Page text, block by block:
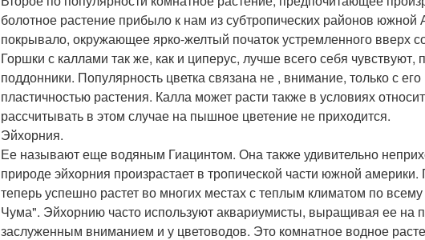
болотное растение прибыло к нам из субтропических районов
покрывало, окружающее ярко-желтый початок устремленного вверх
Горшки с каллами так же, как и циперус, лучше всего себя
поддонники. Популярность цветка связана не , внимание, только с
пластичностью растения. Калла может расти также в условиях
рассчитывать в этом случае на пышное цветение не приходится.
Эйхорния.
Ее называют еще водяным Гиацинтом. Она также удивительно
природе эйхорния произрастает в тропической части южной
теперь успешно растет во многих местах с теплым климатом по
Чума". Эйхорнию часто используют аквариумисты, выращивая ее на
заслуженным вниманием и у цветоводов. Это комнатное водное